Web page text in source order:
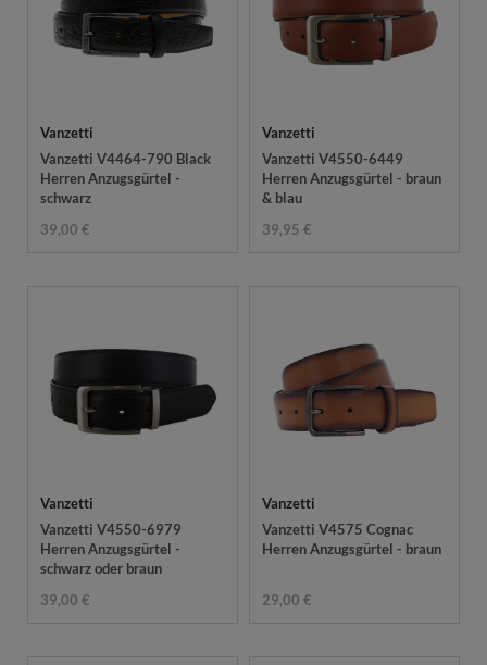
Vanzetti
Vanzetti V4464-790 Black
Herren Anzugsgürtel -
schwarz
39,00 €
Vanzetti
Vanzetti V4550-6449
Herren Anzugsgürtel - braun
& blau
39,95 €
Vanzetti
Vanzetti V4550-6979
Herren Anzugsgürtel -
schwarz oder braun
39,00 €
Vanzetti
Vanzetti V4575 Cognac
Herren Anzugsgürtel - braun
29,00 €